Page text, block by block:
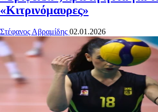
«Κιτρινόμαυρες»
Στέφανος Αβραμίδης 02.01.2026